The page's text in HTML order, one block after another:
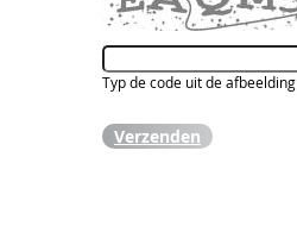
Typ de code uit de afbeelding
Verzenden